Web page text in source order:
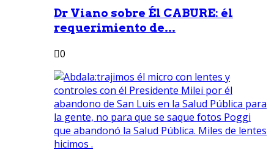
Dr Viano sobre Él CABURE: él
requerimiento de...
0